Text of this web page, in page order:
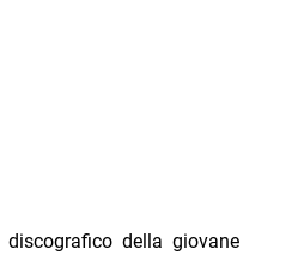
della giovane